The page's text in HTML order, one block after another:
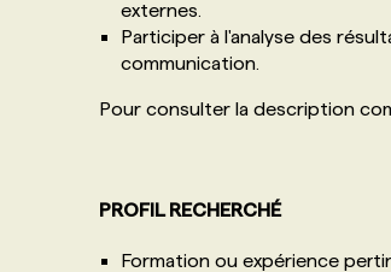
externes.
Participer à l'analyse des
communication.
Pour consulter la description
PROFIL RECHERCHÉ
Formation ou expérience